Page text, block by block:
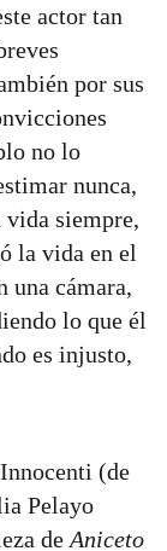
actor tan
por sus
no lo
nunca,
vida siempre,
la vida en el
una cámara,
lo que él
es injusto,
(de
Pelayo
de Aniceto